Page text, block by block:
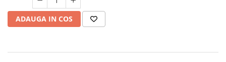
ADAUGA IN COS